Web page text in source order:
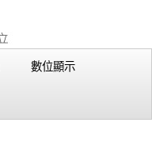
數位顯示